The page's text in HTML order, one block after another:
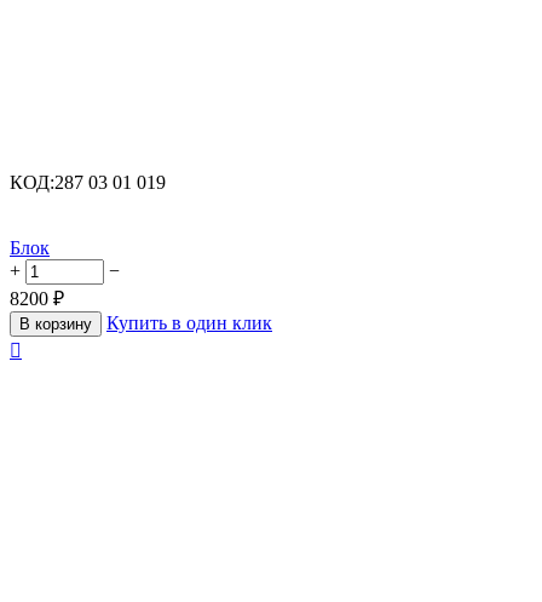
КОД:287 03 01 019
Блок
+
−
8200 ₽
В корзину
Купить в один клик
